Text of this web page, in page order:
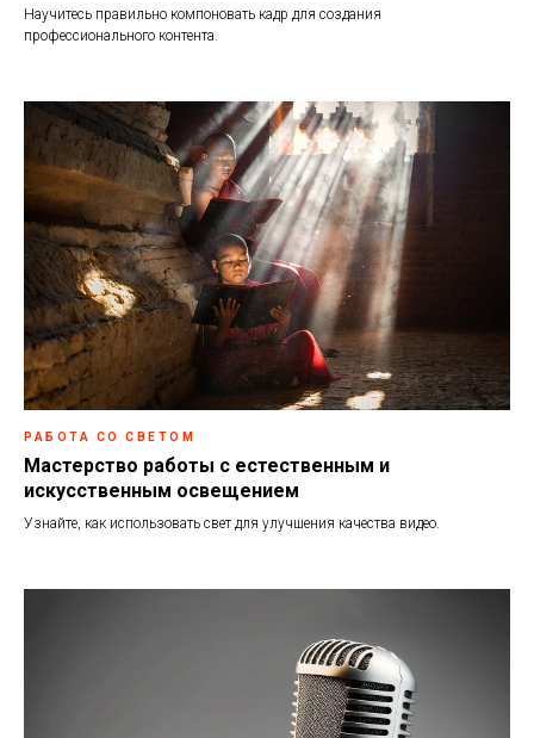
Научитесь правильно компоновать кадр для создания
профессионального контента.
РАБОТА СО СВЕТОМ
Мастерство работы с естественным и
искусственным освещением
Узнайте, как использовать свет для улучшения качества видео.